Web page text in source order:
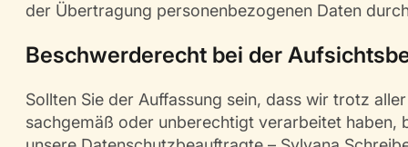
der Übertragung personenbezogenen Daten
Beschwerderecht bei der
Sollten Sie der Auffassung sein, dass wir trotz
sachgemäß oder unberechtigt verarbeitet haben,